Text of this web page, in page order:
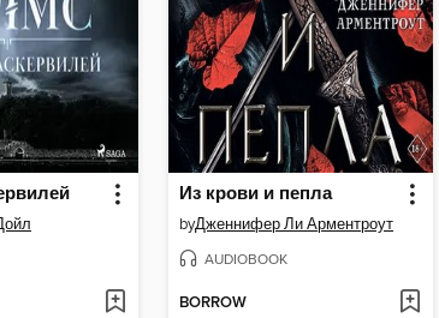
Из крови и пепла
byДженнифер Ли Арментроут
AUDIOBOOK
BORROW